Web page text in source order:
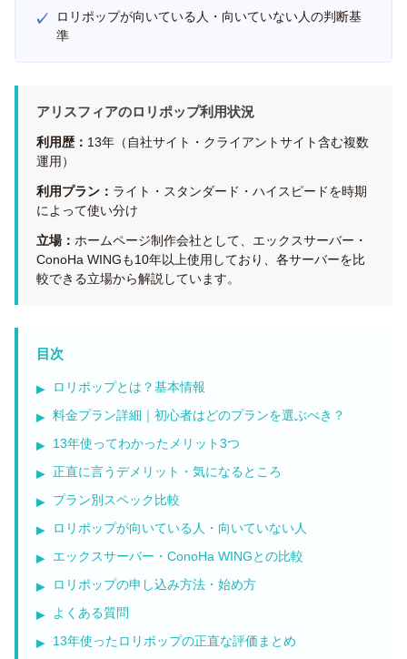
ロリポップが向いている人・向いていない人の判断基
準
アリスフィアのロリポップ利用状況
利用歴： 13年（自社サイト・クライアントサイト含む複数
運用）
利用プラン： ライト・スタンダード・ハイスピードを時期
によって使い分け
立場： ホームページ制作会社として、エックスサーバー・
ConoHa WINGも10年以上使用しており、各サーバーを比
較できる立場から解説しています。
目次
ロリポップとは？基本情報
料金プラン詳細｜初心者はどのプランを選ぶべき？
13年使ってわかったメリット3つ
正直に言うデメリット・気になるところ
プラン別スペック比較
ロリポップが向いている人・向いていない人
エックスサーバー・ConoHa WINGとの比較
ロリポップの申し込み方法・始め方
よくある質問
13年使ったロリポップの正直な評価まとめ